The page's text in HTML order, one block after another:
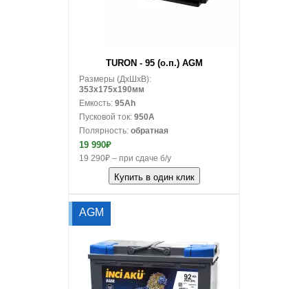
TURON - 95 (о.п.) AGM
Размеры (ДxШxВ):
353x175x190мм
Емкость: 95Ah
Пусковой ток: 950A
Полярность: обратная
19 990₽
19 290₽ – при сдаче б/у
Купить в один клик
AGM